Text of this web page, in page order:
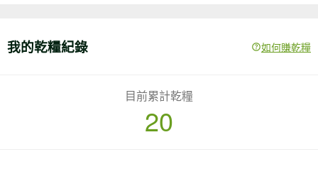
我的乾糧紀錄 如何賺乾糧
目前累計乾糧
20